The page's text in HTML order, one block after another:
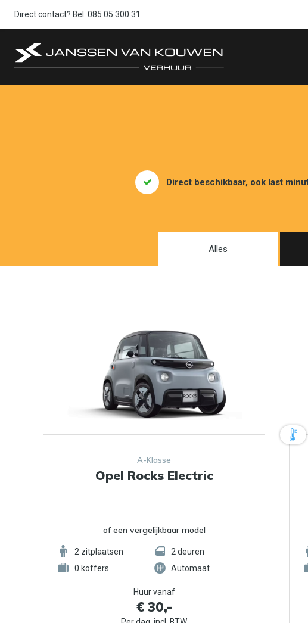
Direct contact? Bel: 085 05 300 31
Direct beschikbaar, ook last
Alles
A-Klasse
Opel Rocks Electric
of een vergelijkbaar model
2 zitplaatsen 2deuren
0 koffers Automaat
Huur vanaf
€ 30,-